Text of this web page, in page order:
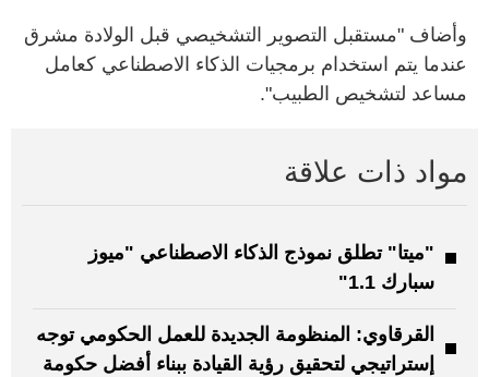
وأضاف "مستقبل التصوير التشخيصي قبل الولادة مشرق
عندما يتم استخدام برمجيات الذكاء الاصطناعي كعامل
مساعد لتشخيص الطبيب".
مواد ذات علاقة
"ميتا" تطلق نموذج الذكاء الاصطناعي "ميوز
سبارك 1.1"
القرقاوي: المنظومة الجديدة للعمل الحكومي توجه
إستراتيجي لتحقيق رؤية القيادة ببناء أفضل حكومة